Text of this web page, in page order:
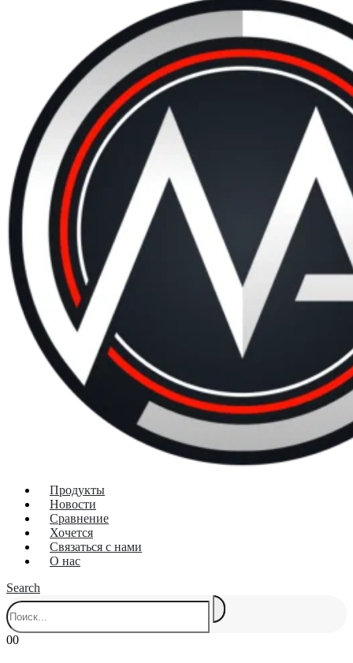
Продукты
Новости
Сравнение
Хочется
Связаться с нами
О нас
Search
00